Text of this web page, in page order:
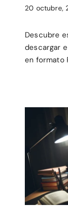
20 octubre,
Descubre
descargar
en formato